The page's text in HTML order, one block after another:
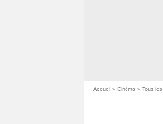
Accueil Cinéma Tous les